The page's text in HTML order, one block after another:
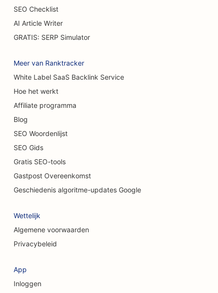
SEO voor brandwondenchirurgen
SEO voor autodealers
SEO voor wasstraten
SEO voor casual restaurants
SEO voor kattencafés
SEO voor tapijt- en vloerenwinkels
SEO voor chiropractors
SEO voor chemische peelingdiensten
SEO voor craniofaciale chirurgen
SEO voor adviesbureaus
SEO voor kredietinstellingen
SEO Checklist
AI Article Writer
GRATIS: SERP Simulator
Meer van Ranktracker
White Label SaaS Backlink Service
Hoe het werkt
Affiliate programma
Blog
SEO Woordenlijst
SEO Gids
Gratis SEO-tools
Gastpost Overeenkomst
Geschiedenis algoritme-updates Google
Wettelijk
Algemene voorwaarden
Privacybeleid
App
Inloggen